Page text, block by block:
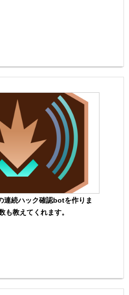
続ハック確認botを作りま
も教えてくれます。